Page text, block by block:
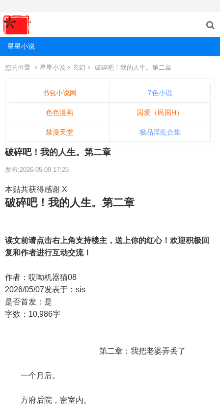
星星小说
您的位置 星星小说 玄幻 破碎吧！我的人生。第二章
书包小说网 7色小说
色色漫画 囚爱（民国H）
禁漫天堂 极品淫乱合集
破碎吧！我的人生。第二章
发布:2026-05-09 17:25
本贴共获得感谢 X
破碎吧！我的人生。第二章
读文前请点击右上角支持楼主，送上你的红心！欢迎积极回
复和作者进行互动交流！
作者：哎呦机器猫08
2026/05/07发表于：sis
是否首发：是
字数：10,986字
第二章：我把老婆弄丢了
一个月后。
方府后院，密室内。